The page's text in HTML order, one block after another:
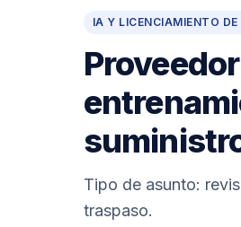
IA Y LICENCIAMIENTO
Tipo de asunto:
traspaso.